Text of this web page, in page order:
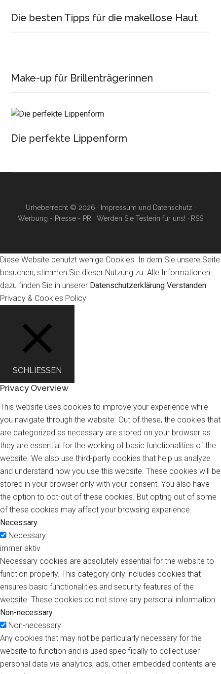
Die besten Tipps für die makellose Haut
Make-up für Brillenträgerinnen
Die perfekte Lippenform
Urheberrecht © 2026 · Impressum und Datenschutz ·
Werbung - Presse - PR · Werden Sie Testerin für uns! · RSS
Diese Website benutzt wenige Cookies. In dem Sie unsere Seite
besuchen, stimmen Sie dieser Nutzung zu. Alle Informationen
dazu finden Sie in unserer Datenschutzerklärung Verstanden
Privacy & Cookies Policy
SCHLIESSEN
Privacy Overview
This website uses cookies to improve your experience while
you navigate through the website. Out of these, the cookies that
are categorized as necessary are stored on your browser as
they are essential for the working of basic functionalities of the
website. We also use third-party cookies that help us analyze
and understand how you use this website. These cookies will be
stored in your browser only with your consent. You also have
the option to opt-out of these cookies. But opting out of some
of these cookies may affect your browsing experience.
Necessary
Necessary
immer aktiv
Necessary cookies are absolutely essential for the website to
function properly. This category only includes cookies that
ensures basic functionalities and security features of the
website. These cookies do not store any personal information.
Non-necessary
Non-necessary
Any cookies that may not be particularly necessary for the
website to function and is used specifically to collect user
personal data via analytics, ads, other embedded contents are